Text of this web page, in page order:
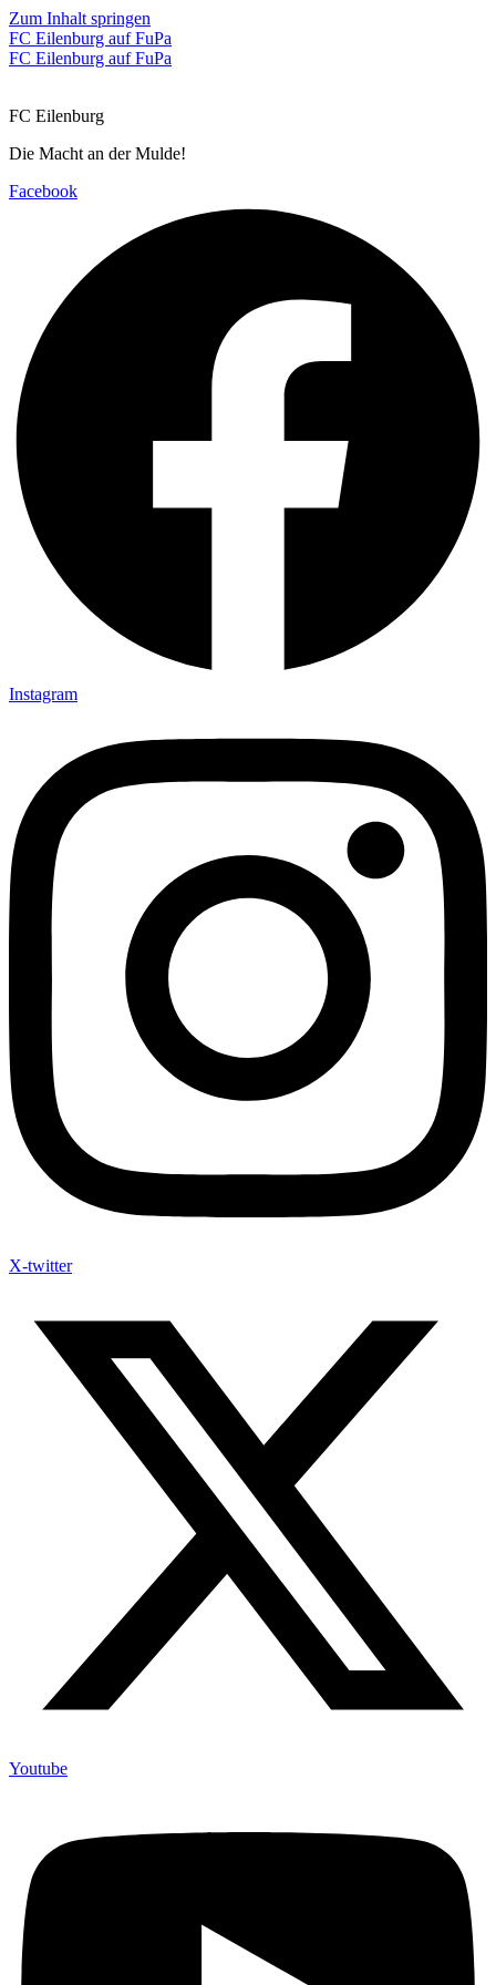
Zum Inhalt springen
FC Eilenburg auf FuPa
FC Eilenburg auf FuPa
FC Eilenburg
Die Macht an der Mulde!
Facebook
Instagram
X-twitter
Youtube